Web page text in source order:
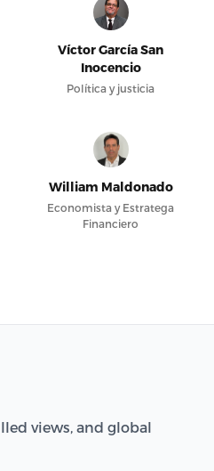
Víctor García San
Inocencio
Política y justicia
William Maldonado
Economista y Estratega
Financiero
views, and global